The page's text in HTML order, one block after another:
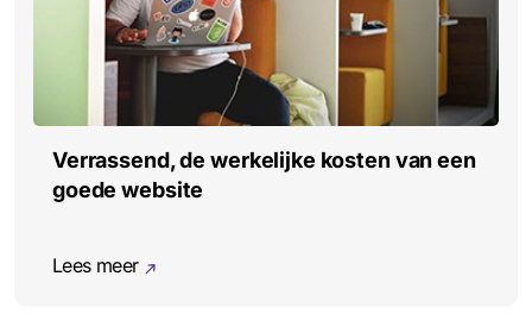
Verrassend, de werkelijke kosten van een
goede website
Lees meer